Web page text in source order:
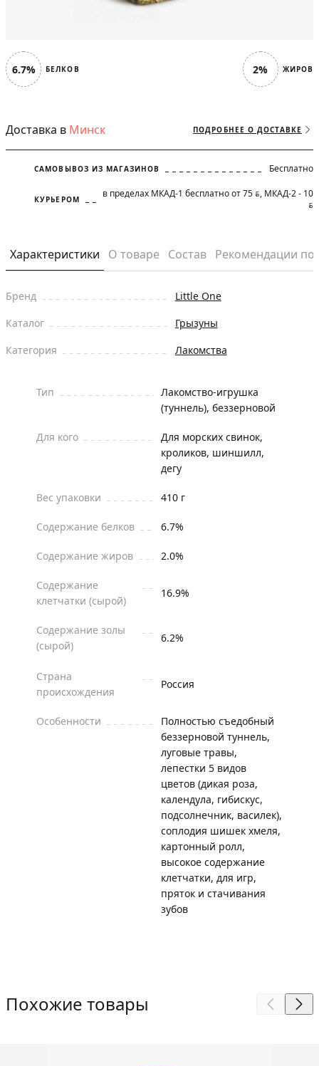
6.7% БЕЛКОВ 2% ЖИРОВ
Доставка в Минск ПОДРОБНЕЕ О ДОСТАВКЕ
САМОВЫВОЗ ИЗ МАГАЗИНОВ Бесплатно
КУРЬЕРОМ в пределах МКАД-1 бесплатно от 75 BYN, МКАД-2 - 10
BYN
Характеристики О товаре Состав Рекомендации
Бренд
Little One
Каталог
Грызуны
Категория
Лакомства
Тип
Лакомство-игрушка
(туннель), беззерновой
Для кого
Для морских свинок,
кроликов, шиншилл,
дегу
Вес упаковки 410 г
Содержание белков 6.7%
Содержание жиров 2.0%
Содержание
клетчатки (сырой)
16.9%
Содержание золы
(сырой)
6.2%
Страна
происхождения
Россия
Особенности
Полностью съедобный
беззерновой туннель,
луговые травы,
лепестки 5 видов
цветов (дикая роза,
календула, гибискус,
подсолнечник, василек),
соплодия шишек хмеля,
картонный ролл,
высокое содержание
клетчатки, для игр,
пряток и стачивания
зубов
Похожие товары